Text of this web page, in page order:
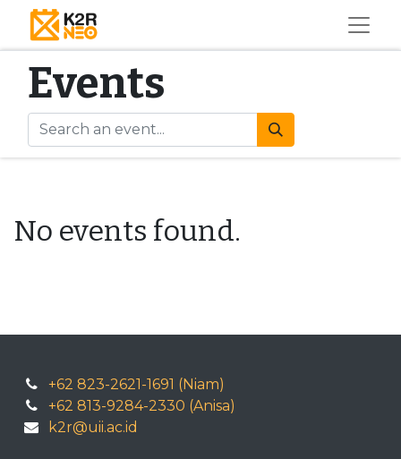
Events
No events found.
+62 823-2621-1691 (Niam)
+62 813-9284-2330 (Anisa)
k2r@uii.ac.id